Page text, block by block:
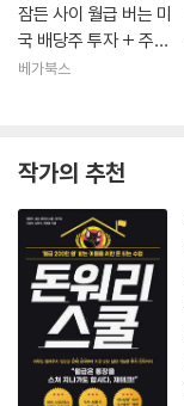
잠든 사이 월급 버는 미
국 배당주 투자 + 주식
투자
베가북스
작가의 추천